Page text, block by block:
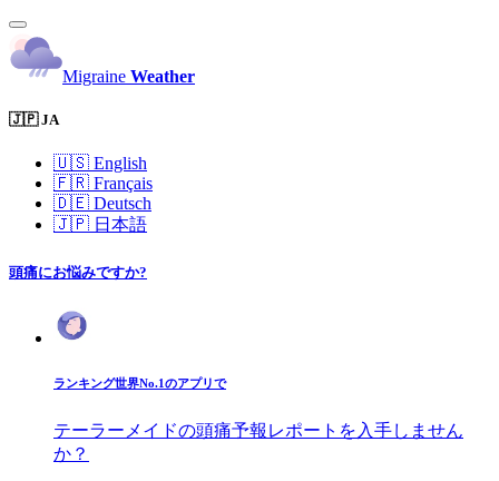
Migraine Weather
🇯🇵 JA
🇺🇸 English
🇫🇷 Français
🇩🇪 Deutsch
🇯🇵 日本語
頭痛にお悩みですか?
ランキング世界No.1のアプリで
テーラーメイドの頭痛予報レポートを入手しません
か？